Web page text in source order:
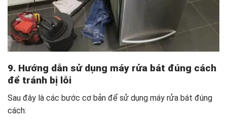
9. Hướng dẫn sử dụng máy rửa bát đúng cách
để tránh bị lỗi
Sau đây là các bước cơ bản để sử dụng máy rửa bát đúng
cách: